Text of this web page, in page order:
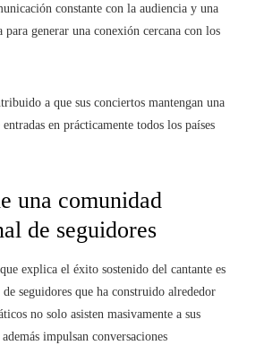
constante con la audiencia y una
para generar una conexión cercana con los
a que sus conciertos mantengan una
en prácticamente todos los países
una comunidad
de seguidores
explica el éxito sostenido del cantante es
seguidores que ha construido alrededor
no solo asisten masivamente a sus
impulsan conversaciones